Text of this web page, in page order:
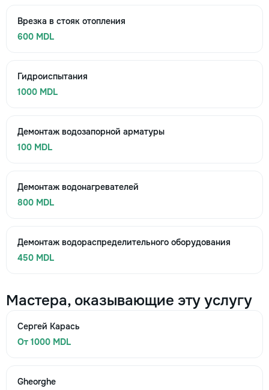
Врезка в стояк отопления
600 MDL
Гидроиспытания
1000 MDL
Демонтаж водозапорной арматуры
100 MDL
Демонтаж водонагревателей
800 MDL
Демонтаж водораспределительного оборудования
450 MDL
Мастера, оказывающие эту услугу
Сергей Карась
От 1000 MDL
Gheorghe